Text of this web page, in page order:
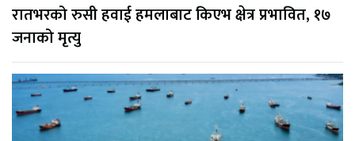
रातभरको रुसी हवाई हमलाबाट किएभ क्षेत्र प्रभावित, १७
जनाको मृत्यु